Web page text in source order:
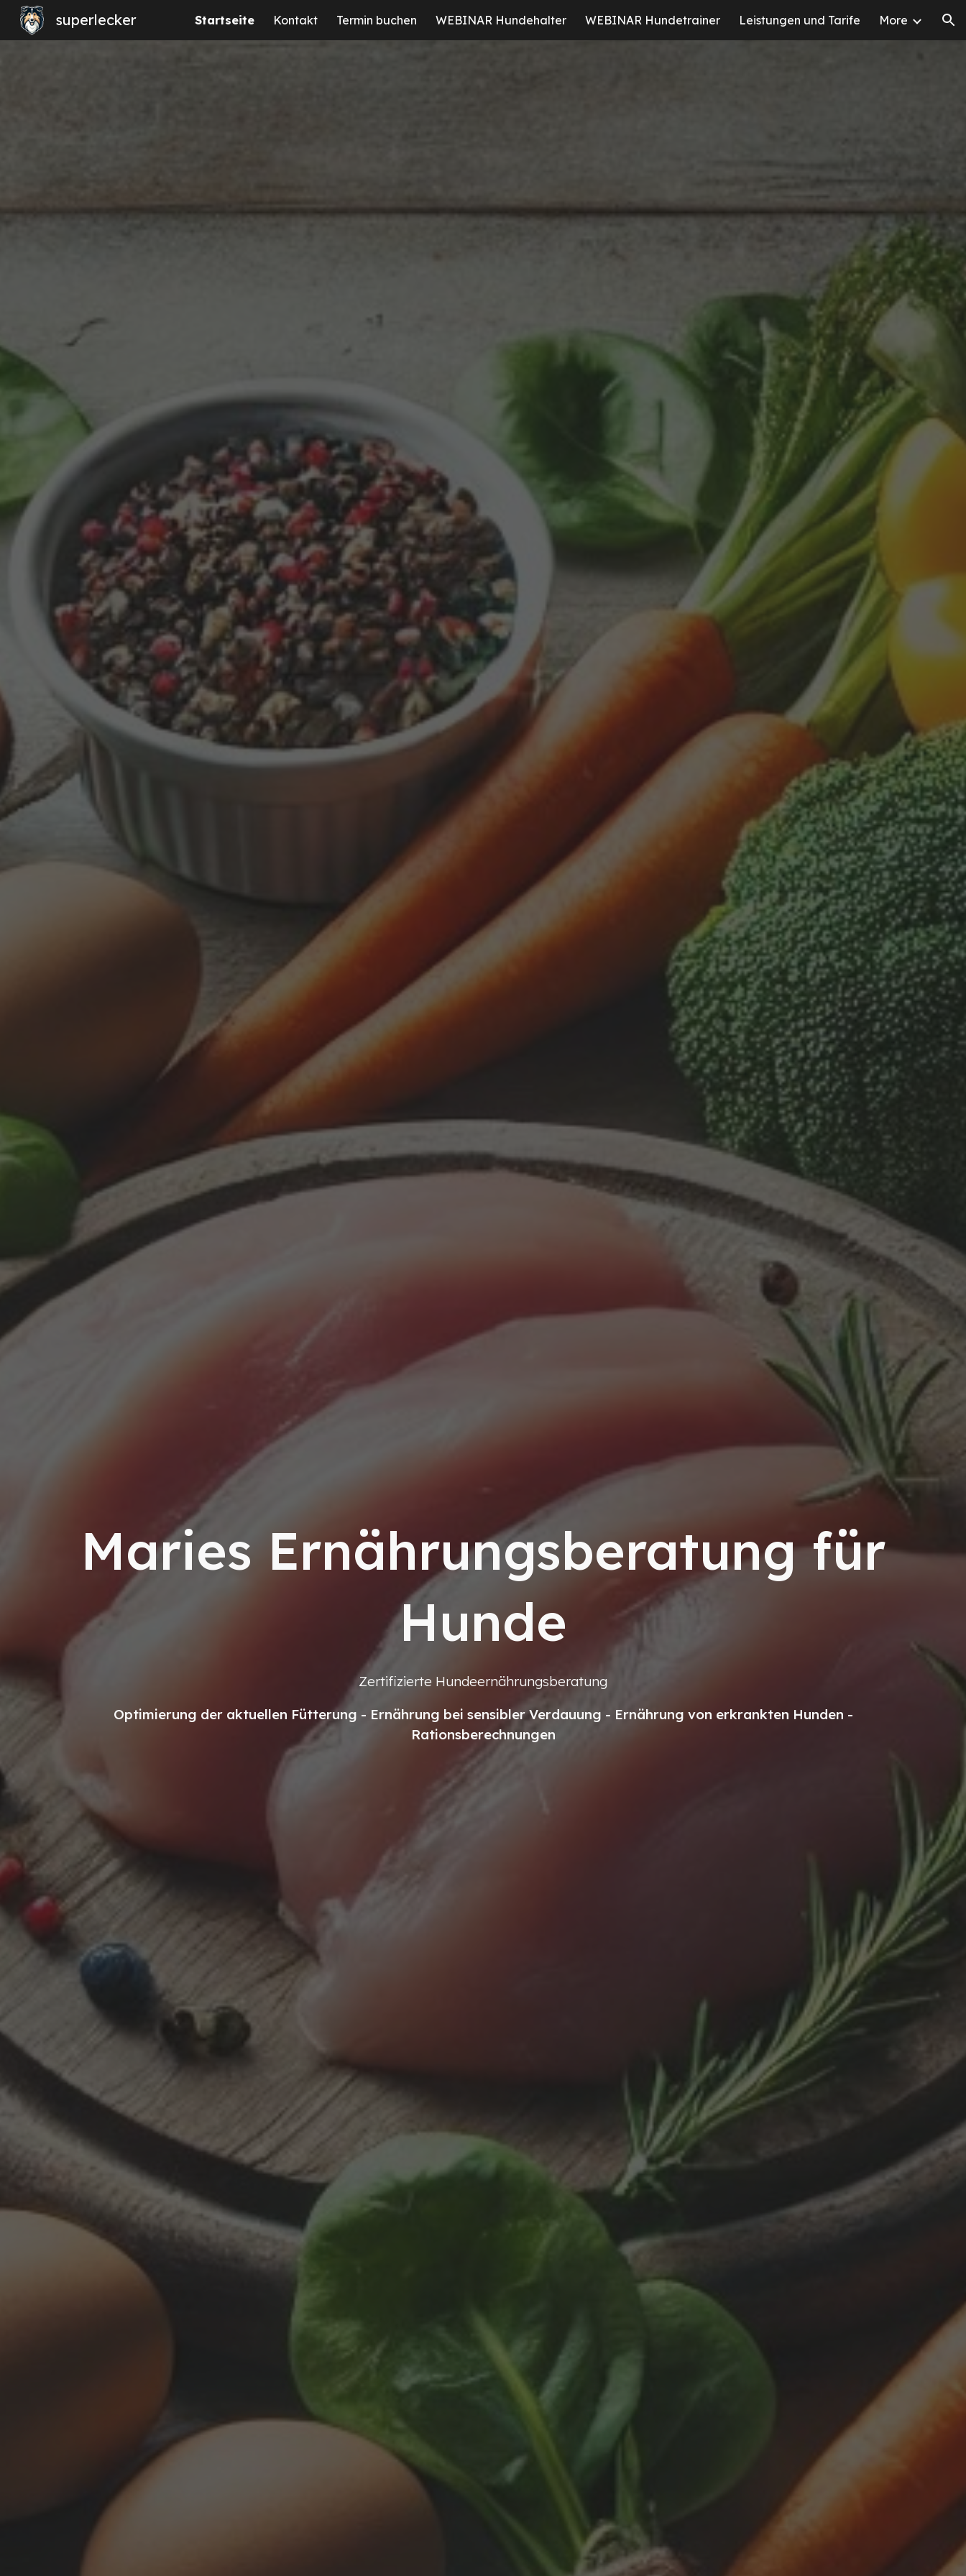
Skip to main content Skip to navigation
superlecker Startseite Kontakt Termin buchen WEBINAR Hundehalter WEBINAR Hundetrainer Leistungen und Tarife More
Maries Ernährungsberatung für
Hunde
Zertifizierte Hundeernährungsberatung
Optimierung der aktuellen Fütterung - Ernährung bei sensibler Verdauung - Ernährung von erkrankten Hunden -
Rationsberechnungen